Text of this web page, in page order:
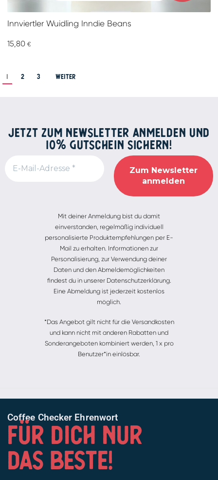
Zum Warenkorb hinzufügen
Innviertler Wuidling Inndie Beans
15,80 €
1 2 3 Weiter
JETZT ZUM NEWSLETTER ANMELDEN UND
10% GUTSCHEIN SICHERN!
Mit deiner Anmeldung bist du damit
einverstanden, regelmäßig individuell
personalisierte Produktempfehlungen per E-
Mail zu erhalten. Informationen zur
Personalisierung, zur Verwendung deiner
Daten und den Abmeldemöglichkeiten
findest du in unserer Datenschutzerklärung.
Eine Abmeldung ist jederzeit kostenlos
möglich.
*Das Angebot gilt nicht für die Versandkosten
und kann nicht mit anderen Rabatten und
Sonderangeboten kombiniert werden, 1 x pro
Benutzer*in einlösbar.
Coffee Checker Ehrenwort
FÜR DICH NUR
DAS BESTE!